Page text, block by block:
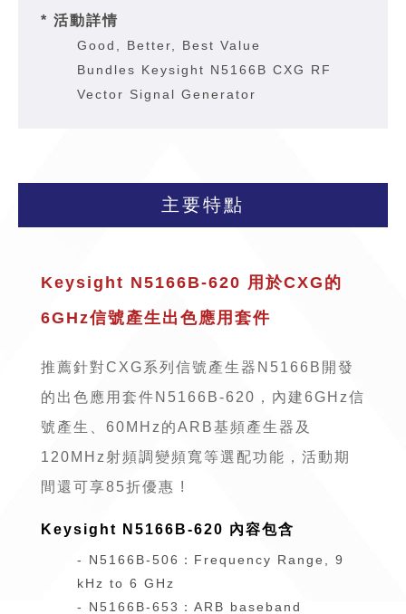
* 活動詳情
Good, Better, Best Value
Bundles Keysight N5166B CXG RF
Vector Signal Generator
主要特點
Keysight N5166B-620 用於CXG的
6GHz信號產生出色應用套件
推薦針對CXG系列信號產生器N5166B開發
的出色應用套件N5166B-620，內建6GHz信
號產生、60MHz的ARB基頻產生器及
120MHz射頻調變頻寬等選配功能，活動期
間還可享85折優惠 !
Keysight N5166B-620 內容包含
- N5166B-506：Frequency Range, 9
kHz to 6 GHz
- N5166B-653：ARB baseband